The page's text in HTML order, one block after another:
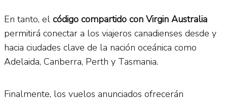
En tanto, el código compartido con Virgin Australia
permitirá conectar a los viajeros canadienses desde y
hacia ciudades clave de la nación oceánica como
Adelaida, Canberra, Perth y Tasmania.
Finalmente, los vuelos anunciados ofrecerán